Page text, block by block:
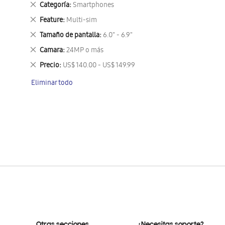
Categoría Smartphones
Eliminar
este
artículo
Feature Multi-sim
Eliminar
este
artículo
Tamaño de pantalla 6.0" - 6.9"
Eliminar
este
artículo
Camara 24MP o más
Eliminar
este
artículo
Precio US$ 140.00 - US$ 149.99
Eliminar
artículo
Eliminar todo